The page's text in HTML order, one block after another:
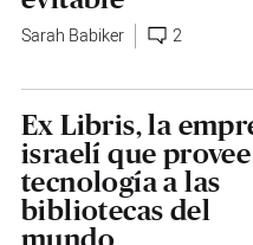
Sarah Babiker 2
Ex Libris, la
israelí que provee
tecnología a las
bibliotecas del
mundo